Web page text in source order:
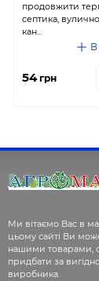
продовжити
септика,
кан...
В
54грн
Ми вітаємо Вас в
цьому сайті Ви
нашими товарами,
придбати за
виробника.